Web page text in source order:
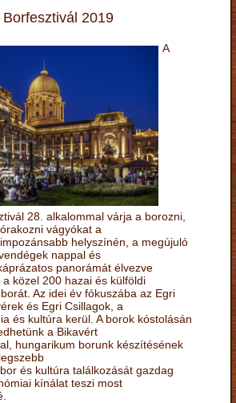
2019
A
28. alkalommal várja a borozni,
vágyókat a
helyszínén, a megújuló
nappal és
panorámát élvezve
közel 200 hazai és külföldi
Az idei év fókuszába az Egri
és Egri Csillagok, a
és kultúra kerül. A borok kóstolásán
a Bikavért
hungarikum borunk készítésének
és kultúra találkozását gazdag
kínálat teszi most